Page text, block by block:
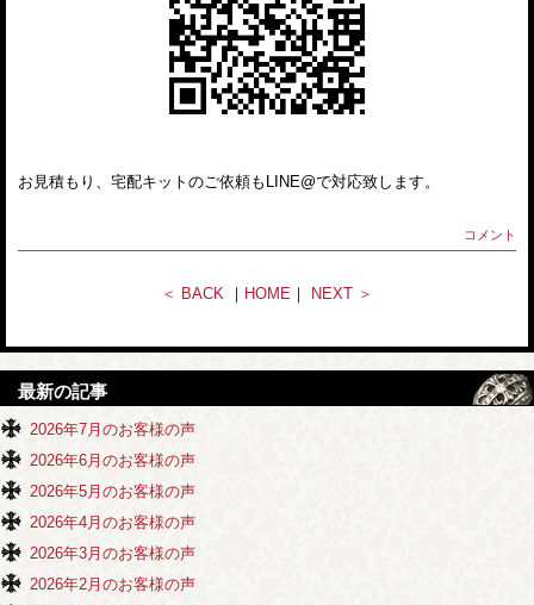
お見積もり、宅配キットのご依頼もLINE@で対応致します。
コメント
＜ BACK ｜ HOME ｜ NEXT ＞
最新の記事
2026年7月のお客様の声
2026年6月のお客様の声
2026年5月のお客様の声
2026年4月のお客様の声
2026年3月のお客様の声
2026年2月のお客様の声